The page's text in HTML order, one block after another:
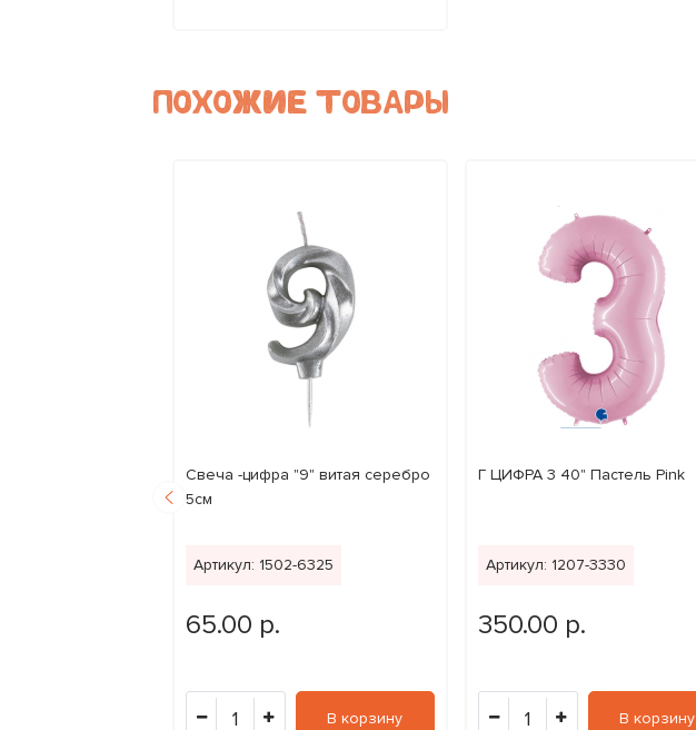
ПОХОЖИЕ ТОВАРЫ
Свеча -цифра "9" витая серебро
5см
Артикул: 1502-6325
65.00 р.
1 В корзину
Г ЦИФРА 3 40" Пастель Pink
Артикул: 1207-3330
350.00 р.
1 В корзину